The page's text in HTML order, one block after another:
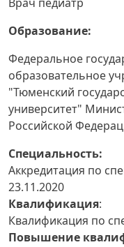
Образование:
Федеральное
образовательное
"Тюменский
университет"
Российской
Специальность:
Аккредитация по
23.11.2020
Квалификация:
Квалификация по
Повышение